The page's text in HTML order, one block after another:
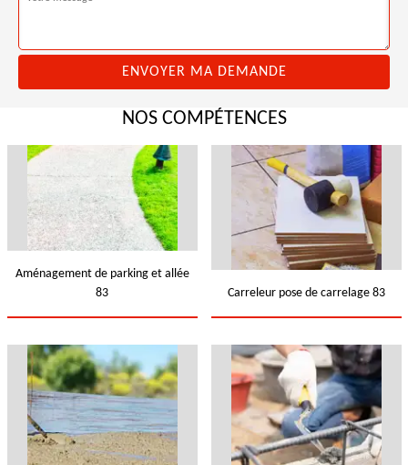
NOS COMPÉTENCES
Aménagement de parking et allée
83
Carreleur pose de carrelage 83